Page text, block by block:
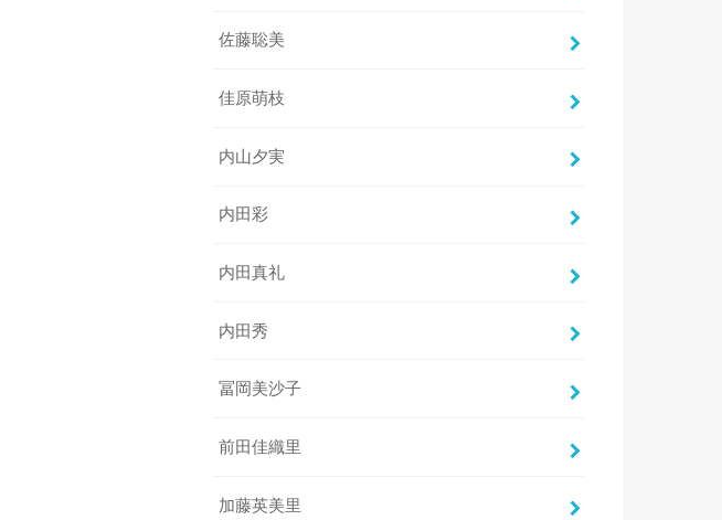
佐藤聡美
佳原萌枝
内山夕実
内田彩
内田真礼
内田秀
冨岡美沙子
前田佳織里
加藤英美里